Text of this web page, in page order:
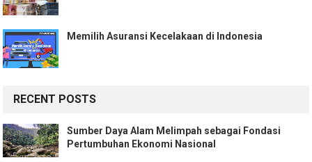
Memilih Asuransi Kecelakaan di Indonesia
RECENT POSTS
Sumber Daya Alam Melimpah sebagai Fondasi
Pertumbuhan Ekonomi Nasional